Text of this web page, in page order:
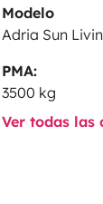
para viajar y
Modelo
Adria Sun
PMA:
3500 kg
Ver todas las